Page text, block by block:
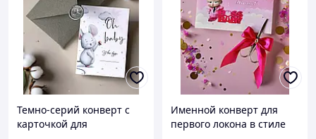
Темно-серий конверт с
карточкой для
Именной конверт для
первого локона в стиле